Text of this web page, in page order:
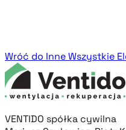
Wróć do InneWszystkie
VENTIDO spółka cywilna